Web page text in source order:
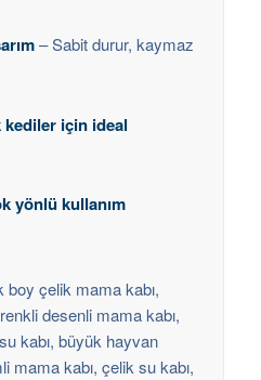
– Sabit durur, kaymaz
için ideal
yönlü kullanım
boy çelik mama kabı,
desenli mama kabı,
kabı, büyük hayvan
mama kabı, çelik su kabı,